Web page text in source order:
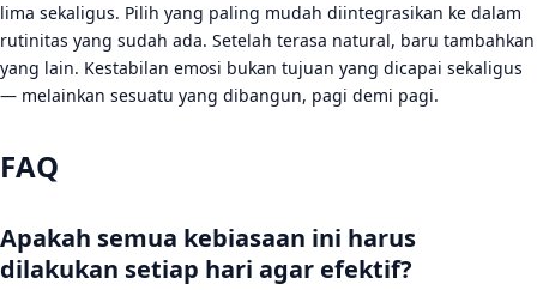
lima sekaligus. Pilih yang paling mudah diintegrasikan ke dalam
rutinitas yang sudah ada. Setelah terasa natural, baru tambahkan
yang lain. Kestabilan emosi bukan tujuan yang dicapai sekaligus
— melainkan sesuatu yang dibangun, pagi demi pagi.
FAQ
Apakah semua kebiasaan ini harus
dilakukan setiap hari agar efektif?